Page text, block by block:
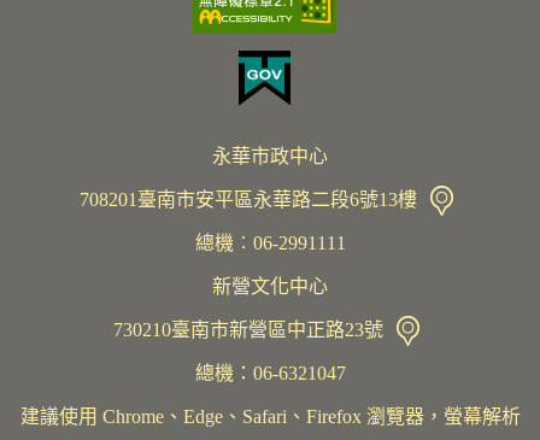
永華市政中心
708201臺南市安平區永華路二段6號13樓
總機︰06-2991111
新營文化中心
730210臺南市新營區中正路23號
總機：06-6321047
建議使用 Chrome、Edge、Safari、Firefox 瀏覽器，螢幕解析